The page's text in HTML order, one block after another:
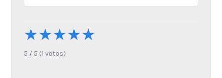
★★★★★
5 / 5 (1 votos)